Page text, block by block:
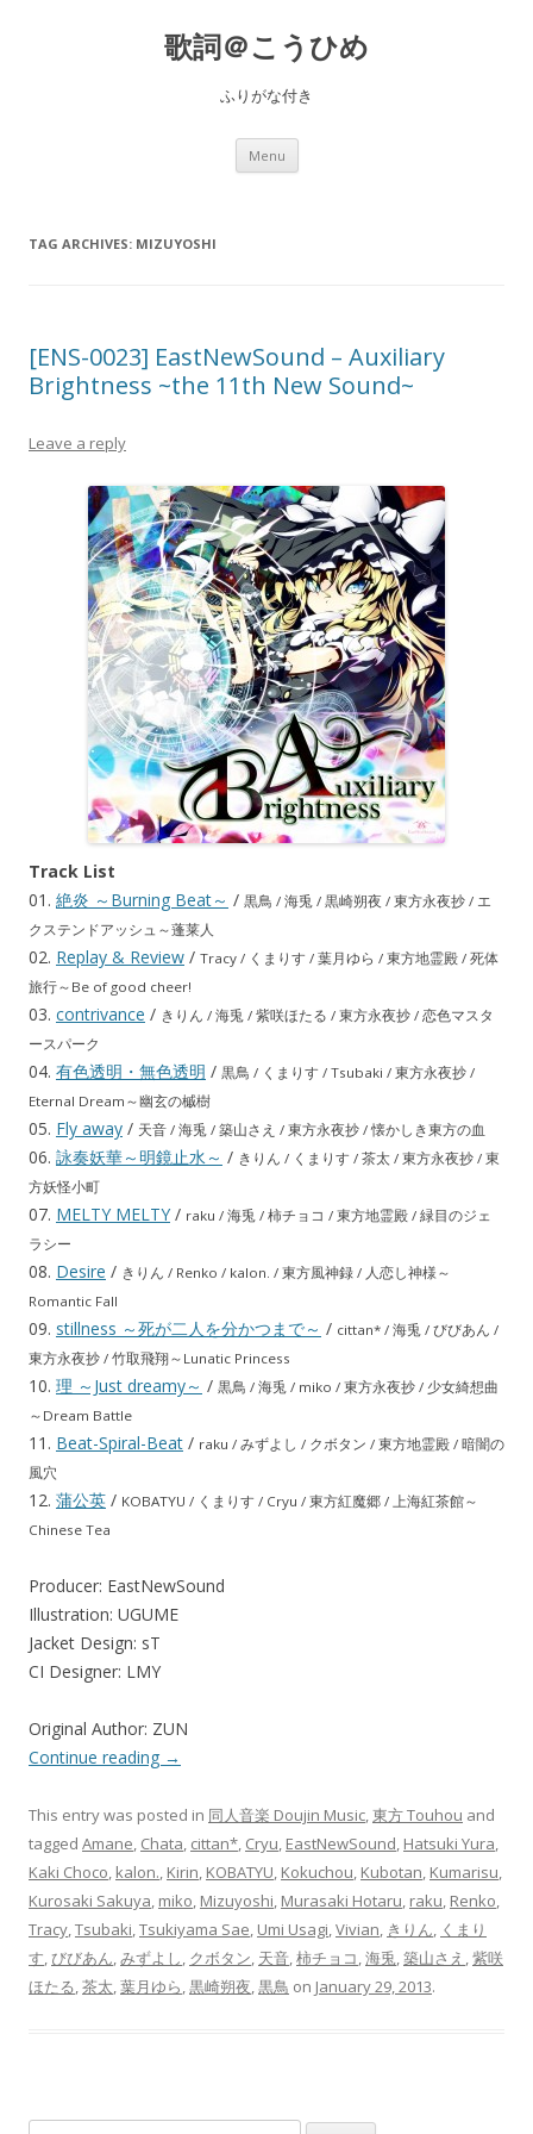
歌詞＠こうひめ
ふりがな付き
Menu Skip to content
TAG ARCHIVES: MIZUYOSHI
[ENS-0023] EastNewSound – Auxiliary
Brightness ~the 11th New Sound~
Leave a reply
Track List
01. 絶炎 ～Burning Beat～ / 黒鳥 / 海兎 / 黒崎朔夜 / 東方永夜抄 / エ
クステンドアッシュ～蓬莱人
02. Replay & Review / Tracy / くまりす / 葉月ゆら / 東方地霊殿 / 死体
旅行～Be of good cheer!
03. contrivance / きりん / 海兎 / 紫咲ほたる / 東方永夜抄 / 恋色マスタ
ースパーク
04. 有色透明・無色透明 / 黒鳥 / くまりす / Tsubaki / 東方永夜抄 /
Eternal Dream～幽玄の槭樹
05. Fly away / 天音 / 海兎 / 築山さえ / 東方永夜抄 / 懐かしき東方の血
06. 詠奏妖華～明鏡止水～ / きりん / くまりす / 茶太 / 東方永夜抄 / 東
方妖怪小町
07. MELTY MELTY / raku / 海兎 / 柿チョコ / 東方地霊殿 / 緑目のジェ
ラシー
08. Desire / きりん / Renko / kalon. / 東方風神録 / 人恋し神様～
Romantic Fall
09. stillness ～死が二人を分かつまで～ / cittan* / 海兎 / びびあん /
東方永夜抄 / 竹取飛翔～Lunatic Princess
10. 理 ～Just dreamy～ / 黒鳥 / 海兎 / miko / 東方永夜抄 / 少女綺想曲
～Dream Battle
11. Beat-Spiral-Beat / raku / みずよし / クボタン / 東方地霊殿 / 暗闇の
風穴
12. 蒲公英 / KOBATYU / くまりす / Cryu / 東方紅魔郷 / 上海紅茶館～
Chinese Tea
Producer: EastNewSound
Illustration: UGUME
Jacket Design: sT
CI Designer: LMY
Original Author: ZUN
Continue reading →
This entry was posted in 同人音楽 Doujin Music,東方 Touhou and
tagged Amane, Chata, cittan*, Cryu, EastNewSound, Hatsuki Yura,
Kaki Choco, kalon., Kirin, KOBATYU, Kokuchou, Kubotan, Kumarisu,
Kurosaki Sakuya, miko, Mizuyoshi, Murasaki Hotaru, raku, Renko,
Tracy,Tsubaki,Tsukiyama Sae, Umi Usagi,Vivian, きりん, くまり
す,びびあん,みずよし, クボタン, 天音,柿チョコ,海兎,築山さえ ,紫咲
ほたる,茶太,葉月ゆら,黒崎朔夜,黒鳥 on January 29, 2013.